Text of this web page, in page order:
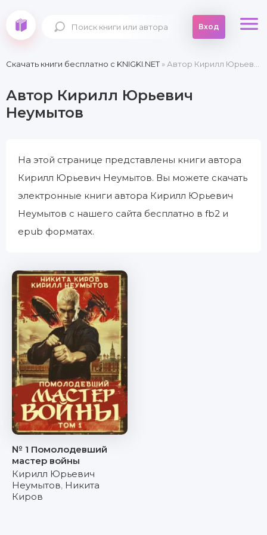
Вход
Скачать книги бесплатно c KNIGKI.NET» Автор Кирилл Юрьевич Неумытов
Автор Кирилл Юрьевич
Неумытов
На этой странице представлены книги автора
Кирилл Юрьевич Неумытов. Вы можете скачать
электронные книги автора Кирилл Юрьевич
Неумытов с нашего сайта бесплатно в fb2 и
epub форматах.
№ 1 Помолодевший
мастер войны
Кирилл Юрьевич
Неумытов, Никита
Киров